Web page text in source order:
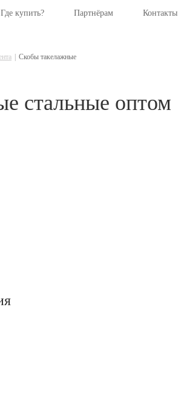
Где купить? Партнёрам Контакты
Скобы такелажные
стальные оптом